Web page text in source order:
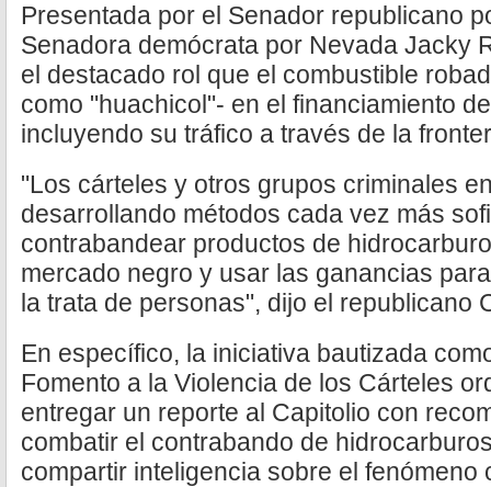
Presentada por el Senador republicano
Senadora demócrata por Nevada Jacky
el destacado rol que el combustible
como "huachicol"- en el financiamiento
incluyendo su tráfico a través de la
"Los cárteles y otros grupos criminales
desarrollando métodos cada vez más
contrabandear productos de
mercado negro y usar las ganancias
la trata de personas", dijo el republicano
En específico, la iniciativa bautizada
Fomento a la Violencia de los Cárteles
entregar un reporte al Capitolio con
combatir el contrabando de
compartir inteligencia sobre el fenómeno